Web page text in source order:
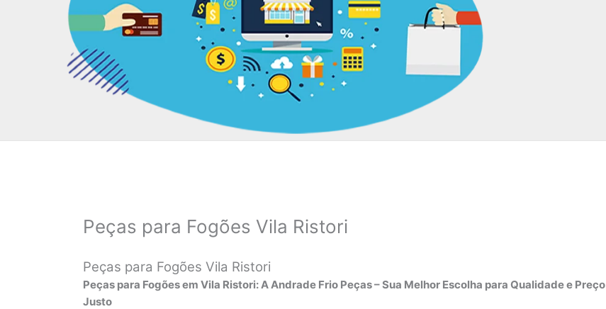
Peças para Fogões Vila Ristori
Peças para Fogões Vila Ristori
Peças para Fogões em Vila Ristori: A Andrade Frio Peças – Sua Melhor Escolha para Qualidade e Preço
Justo